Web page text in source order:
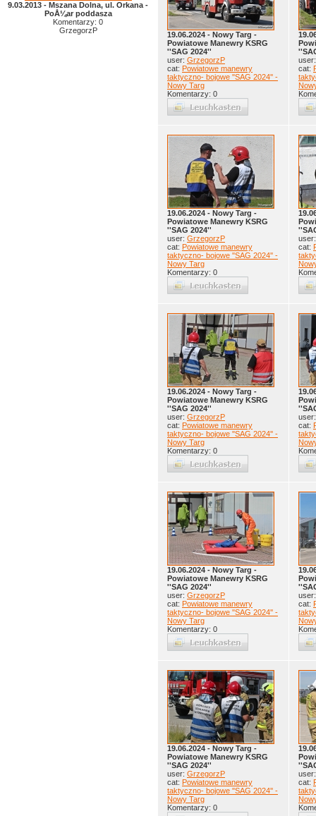
9.03.2013 - Mszana Dolna, ul. Orkana -
PoÅ¼ar poddasza
Komentarzy: 0
GrzegorzP
19.06.2024 - Nowy Targ -
Powiatowe Manewry KSRG
''SAG 2024''
user: GrzegorzP
cat: Powiatowe manewry
taktyczno- bojowe ''SAG 2024'' -
Nowy Targ
Komentarzy: 0
cat:
19.06.2024 - Nowy Targ -
Powiatowe Manewry KSRG
''SAG 2024''
user: GrzegorzP
cat: Powiatowe manewry
taktyczno- bojowe ''SAG 2024'' -
Nowy Targ
Komentarzy: 0
cat:
19.06.2024 - Nowy Targ -
Powiatowe Manewry KSRG
''SAG 2024''
user: GrzegorzP
cat: Powiatowe manewry
taktyczno- bojowe ''SAG 2024'' -
Nowy Targ
Komentarzy: 0
cat:
19.06.2024 - Nowy Targ -
Powiatowe Manewry KSRG
''SAG 2024''
user: GrzegorzP
cat: Powiatowe manewry
taktyczno- bojowe ''SAG 2024'' -
Nowy Targ
Komentarzy: 0
cat:
19.06.2024 - Nowy Targ -
Powiatowe Manewry KSRG
''SAG 2024''
user: GrzegorzP
cat: Powiatowe manewry
taktyczno- bojowe ''SAG 2024'' -
Nowy Targ
Komentarzy: 0
cat: